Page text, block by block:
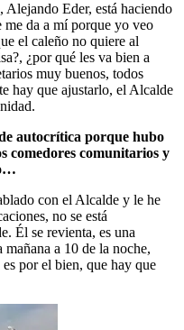
Alejando Eder, está haciendo
me da a mí porque yo veo
el caleño no quiere al
¿por qué les va bien a
muy buenos, todos
hay que ajustarlo, el Alcalde
autocrítica porque hubo
comedores comunitarios y
con el Alcalde y le he
no se está
Él se revienta, es una
mañana a 10 de la noche,
por el bien, que hay que